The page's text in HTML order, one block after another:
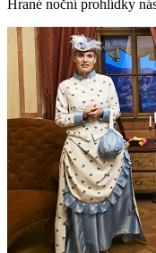
Hrané noční prohlídky